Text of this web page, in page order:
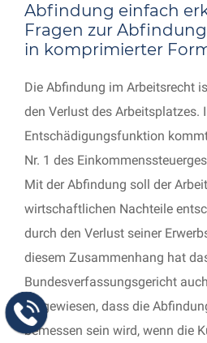
Abfindung einfach
Fragen zur
in komprimierter
Die Abfindung im Arbeitsrecht
den Verlust des Arbeitsplatzes.
Entschädigungsfunktion
Nr. 1 des
Mit der Abfindung soll der
wirtschaftlichen Nachteile
durch den Verlust seiner
diesem Zusammenhang hat
Bundesverfassungsgericht
hingewiesen, dass die
bemessen sein wird, wenn die